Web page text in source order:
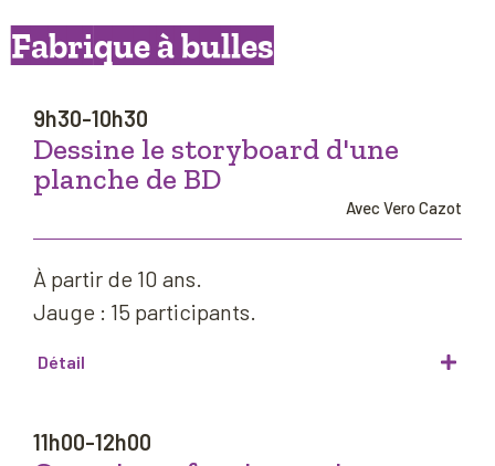
Fabrique à bulles
9h30-10h30
Dessine le storyboard d'une
planche de BD
Avec Vero Cazot
À partir de 10 ans.
Jauge : 15 participants.
Détail
11h00-12h00